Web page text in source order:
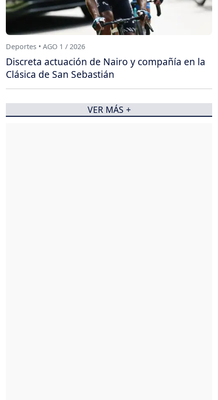
Deportes • AGO 1 / 2026
Discreta actuación de Nairo y compañía en la
Clásica de San Sebastián
VER MÁS +